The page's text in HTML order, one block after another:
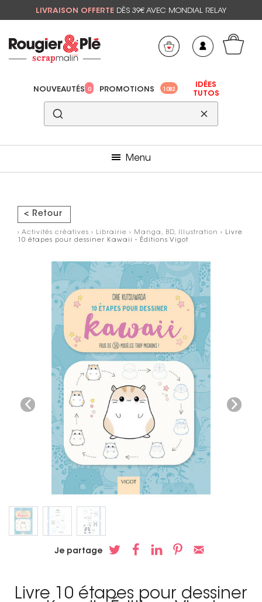
LIVRAISON OFFERTE DÈS 39€ AVEC MONDIAL RELAY
NOUVEAUTÉS 0 PROMOTIONS 1082
IDÉES
TUTOS
Menu
< Retour
› Activités créatives › Librairie › Manga, BD, Illustration › Livre
10 étapes pour dessiner Kawaii - Éditions Vigot
Je partage
Livre 10 étapes pour dessiner